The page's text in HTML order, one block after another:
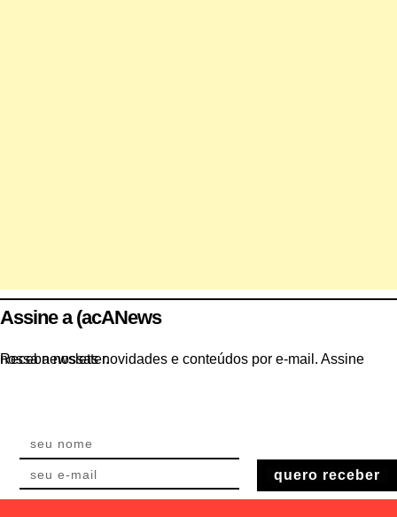
Assine a (acANews
Receba nossas novidades e conteúdos por e-mail. Assine nossa newsletter.
quero receber